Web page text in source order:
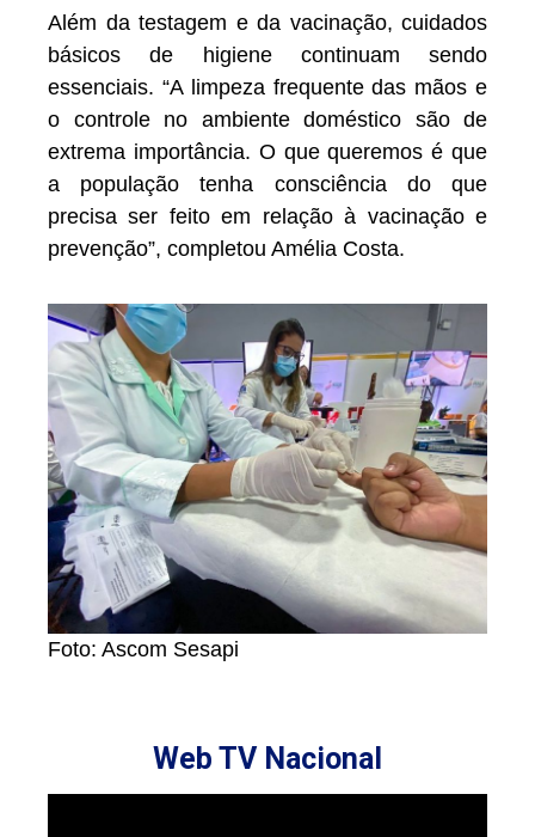
Além da testagem e da vacinação, cuidados
básicos de higiene continuam sendo
essenciais. “A limpeza frequente das mãos e
o controle no ambiente doméstico são de
extrema importância. O que queremos é que
a população tenha consciência do que
precisa ser feito em relação à vacinação e
prevenção”, completou Amélia Costa.
Foto: Ascom Sesapi
Web TV Nacional